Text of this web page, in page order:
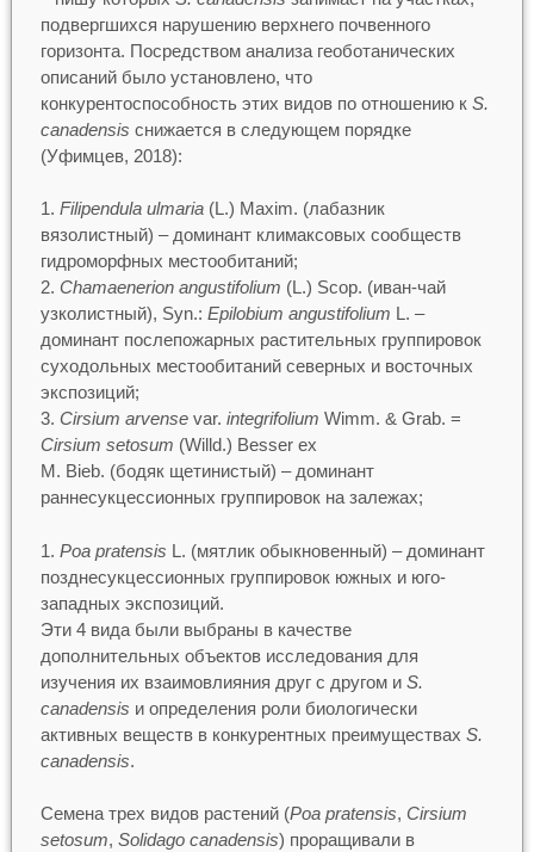
подвергшихся нарушению верхнего почвенного
горизонта. Посредством анализа геоботанических
описаний было установлено, что
конкурентоспособность этих видов по отношению к S.
canadensis снижается в следующем порядке
(Уфимцев, 2018):
Filipendula ulmaria (L.) Maxim. (лабазник
вязолистный) – доминант климаксовых сообществ
гидроморфных местообитаний;
Chamaenerion angustifolium (L.) Scop. (иван-чай
узколистный), Syn.: Epilobium angustifolium L. –
доминант послепожарных растительных группировок
суходольных местообитаний северных и восточных
экспозиций;
Cirsium arvense var. integrifolium Wimm. & Grab. =
Cirsium setosum (Willd.) Besser ex
M. Bieb. (бодяк щетинистый) – доминант
раннесукцессионных группировок на залежах;
Poa pratensis L. (мятлик обыкновенный) – доминант
позднесукцессионных группировок южных и юго-
западных экспозиций.
Эти 4 вида были выбраны в качестве
дополнительных объектов исследования для
изучения их взаимовлияния друг с другом и S.
canadensis и определения роли биологически
активных веществ в конкурентных преимуществах S.
canadensis.
Семена трех видов растений (Poa pratensis, Cirsium
setosum, Solidago canadensis) проращивали в